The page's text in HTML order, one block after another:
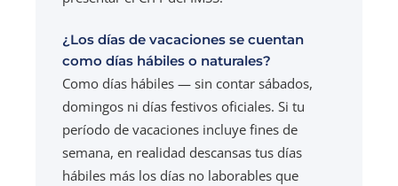
¿Los días de vacaciones se cuentan
como días hábiles o naturales?
Como días hábiles — sin contar sábados,
domingos ni días festivos oficiales. Si tu
período de vacaciones incluye fines de
semana, en realidad descansas tus días
hábiles más los días no laborables que